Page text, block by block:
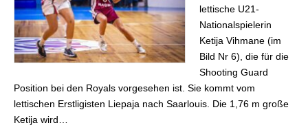
lettische U21-
Nationalspielerin
Ketija Vihmane (im
Bild Nr 6), die für die
Shooting Guard
Position bei den Royals vorgesehen ist. Sie kommt vom
lettischen Erstligisten Liepaja nach Saarlouis. Die 1,76 m große
Ketija wird…